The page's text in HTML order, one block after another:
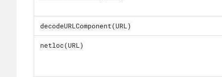
decodeURLComponent(URL)
netloc(URL)